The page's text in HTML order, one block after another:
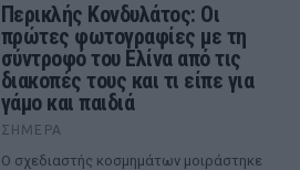
Περικλής Κονδυλάτος: Οι
πρώτες φωτογραφίες με τη
σύντροφό του Ελίνα από τις
διακοπές τους και τι είπε για
γάμο και παιδιά
ΣΉΜΕΡΑ
Ο σχεδιαστής κοσμημάτων μοιράστηκε